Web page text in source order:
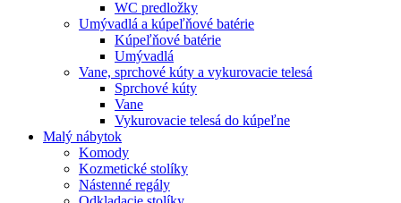
WC predložky
Umývadlá a kúpeľňové batérie
Kúpeľňové batérie
Umývadlá
Vane, sprchové kúty a vykurovacie telesá
Sprchové kúty
Vane
Vykurovacie telesá do kúpeľne
Malý nábytok
Komody
Kozmetické stolíky
Nástenné regály